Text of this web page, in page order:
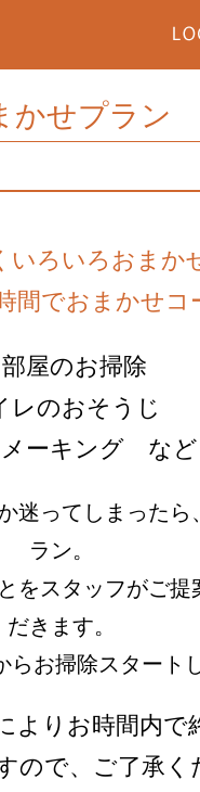
かせプラン
いろいろおまか
間でおまかせコ
屋のお掃除
レのおそうじ
ーキング など
迷ってしまったら
ラン。
をスタッフがご提
だきます。
らお掃除スタート
よりお時間内で
ので、ご了承く